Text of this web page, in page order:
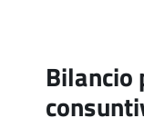
Bilancio